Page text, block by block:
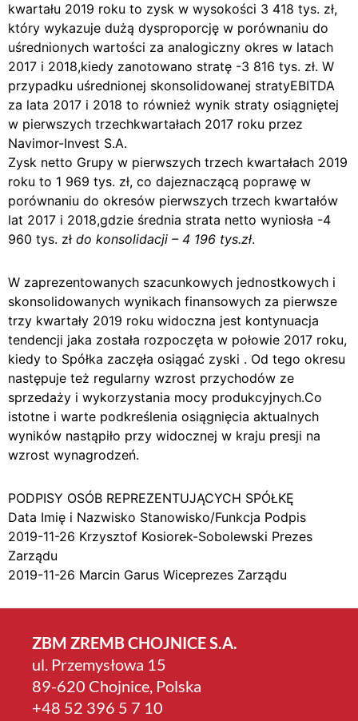
kwartału 2019 roku to zysk w wysokości 3 418 tys. zł,
który wykazuje dużą dysproporcję w porównaniu do
uśrednionych wartości za analogiczny okres w latach
2017 i 2018,kiedy zanotowano stratę -3 816 tys. zł. W
przypadku uśrednionej skonsolidowanej stratyEBITDA
za lata 2017 i 2018 to również wynik straty osiągniętej
w pierwszych trzechkwartałach 2017 roku przez
Navimor-Invest S.A.
Zysk netto Grupy w pierwszych trzech kwartałach 2019
roku to 1 969 tys. zł, co dajeznaczącą poprawę w
porównaniu do okresów pierwszych trzech kwartałów
lat 2017 i 2018,gdzie średnia strata netto wyniosła -4
960 tys. zł do konsolidacji – 4 196 tys.zł.
W zaprezentowanych szacunkowych jednostkowych i
skonsolidowanych wynikach finansowych za pierwsze
trzy kwartały 2019 roku widoczna jest kontynuacja
tendencji jaka została rozpoczęta w połowie 2017 roku,
kiedy to Spółka zaczęła osiągać zyski . Od tego okresu
następuje też regularny wzrost przychodów ze
sprzedaży i wykorzystania mocy produkcyjnych.Co
istotne i warte podkreślenia osiągnięcia aktualnych
wyników nastąpiło przy widocznej w kraju presji na
wzrost wynagrodzeń.
PODPISY OSÓB REPREZENTUJĄCYCH SPÓŁKĘ
Data Imię i Nazwisko Stanowisko/Funkcja Podpis
2019-11-26 Krzysztof Kosiorek-Sobolewski Prezes
Zarządu
2019-11-26 Marcin Garus Wiceprezes Zarządu
ZBM ZREMB CHOJNICE S.A.
ul. Przemysłowa 15
89-620 Chojnice, Polska
+4­8 52 396 5 7 10